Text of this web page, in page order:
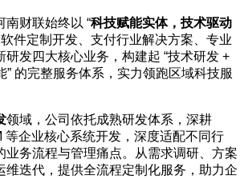
南财联始终以 “科技赋能实体，技术驱动
件定制开发、支付行业解决方案、专业
研发四大核心业务，构建起 “技术研发 +
” 的完整服务体系，实力领跑区域科技服
领域，公司依托成熟研发体系，深耕
等企业核心系统开发，深度适配不同行
业务流程与管理痛点。从需求调研、方案
维迭代，提供全流程定制化服务，助力企